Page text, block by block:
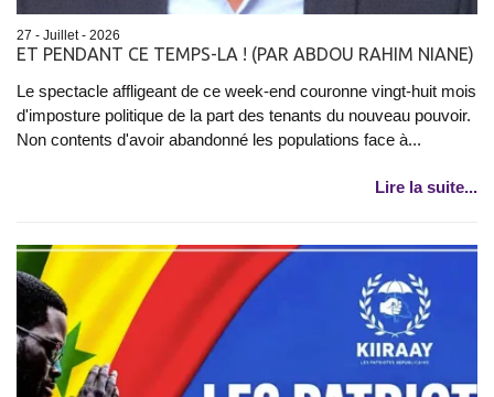
27 - Juillet - 2026
ET PENDANT CE TEMPS-LA ! (PAR ABDOU RAHIM NIANE)
Le spectacle affligeant de ce week-end couronne vingt-huit mois
d'imposture politique de la part des tenants du nouveau pouvoir.
Non contents d'avoir abandonné les populations face à...
Lire la suite...